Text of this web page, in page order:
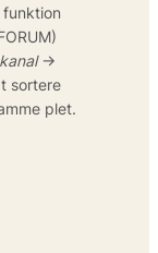
kanal→
sortere
plet.